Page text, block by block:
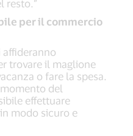
resto.”
per il commercio
affideranno
trovare il maglione
o fare la spesa.
del
effettuare
modo sicuro e